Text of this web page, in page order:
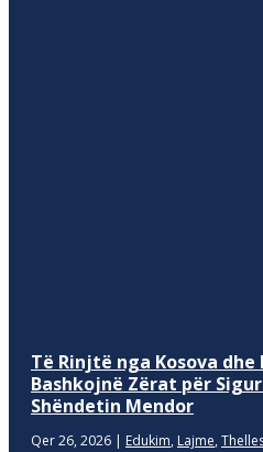
Të Rinjtë nga Kosova
Bashkojnë Zërat për
Shëndetin Mendor
Qer 26, 2026 | Edukim, Lajme,